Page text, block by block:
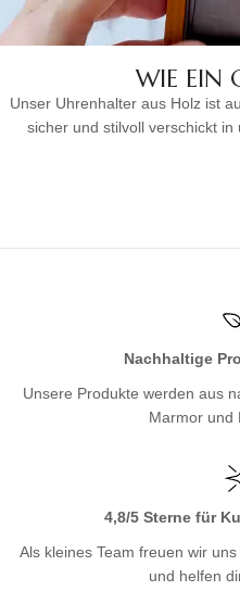
WIE EIN
Unser Uhrenhalter aus Holz ist
sicher und stilvoll verschickt in
Nachhaltige
Unsere Produkte werden aus
Marmor und
4,8/5 Sterne für
Als kleines Team freuen wir
und helfen